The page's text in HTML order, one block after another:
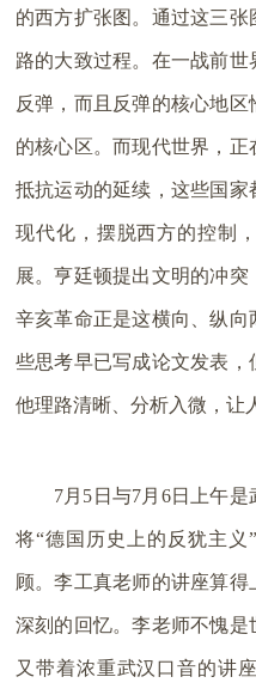
的西方扩张图。通过这三
路的大致过程。在一战前
反弹，而且反弹的核心地
的核心区。而现代世界，
抵抗运动的延续，这些国
现代化，摆脱西方的控制
展。亨廷顿提出文明的冲突
辛亥革命正是这横向、纵
些思考早已写成论文发表，
他理路清晰、分析入微，让
7月5日与7月6日上午
将“德国历史上的反犹主义
顾。李工真老师的讲座算
深刻的回忆。李老师不愧
又带着浓重武汉口音的讲